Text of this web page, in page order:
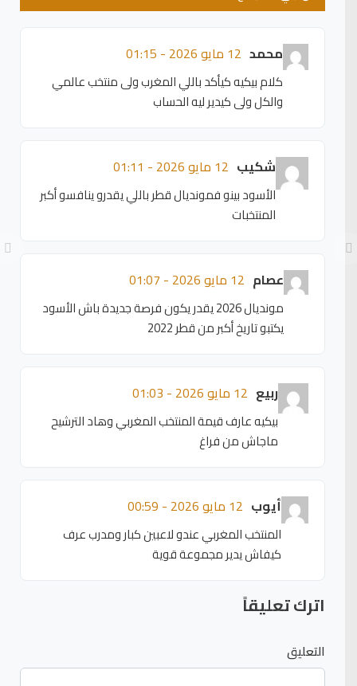
محمد 12 مايو 2026 - 01:15
كلام بيكيه كيأكد باللي المغرب ولى منتخب عالمي
والكل ولى كيدير ليه الحساب
شكيب 12 مايو 2026 - 01:11
الأسود بينو فمونديال قطر باللي يقدرو ينافسو أكبر
المنتخبات
عصام 12 مايو 2026 - 01:07
مونديال 2026 يقدر يكون فرصة جديدة باش الأسود
يكتبو تاريخ أكبر من قطر 2022
ربيع 12 مايو 2026 - 01:03
بيكيه عارف قيمة المنتخب المغربي وهاد الترشيح
ماجاش من فراغ
أيوب 12 مايو 2026 - 00:59
المنتخب المغربي عندو لاعبين كبار ومدرب عرف
كيفاش يدير مجموعة قوية
اترك تعليقاً
التعليق